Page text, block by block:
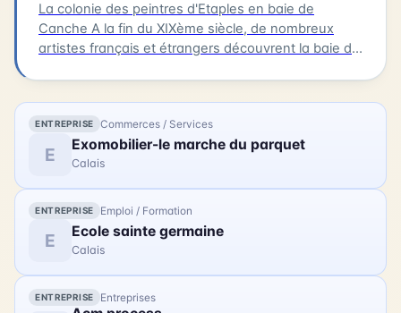
La colonie des peintres d'Etaples en baie de
Canche A la fin du XIXème siècle, de nombreux
artistes français et étrangers découvrent la baie de
à la création. À Camiers et Trépied, ils s'inspirent
des paysages. Au Touquet, ils profitent d'un cadre
balnéaire. L'exposition « La colonie des peintres
d'Etaples en baie de Canche » présente, en plein air
sur les trois communes, des reproductions de leurs
œuvres, inspirées par la vie locale et les paysages
de la baie. Cette exposition se tiendra le
01/08/2026. Nous vous invitons à découvrir les
Canche il y a plus d'un siècle.
ENTREPRISE Commerces / Services
E Exomobilier-le marche du parquet
Calais
ENTREPRISE Emploi / Formation
E Ecole sainte germaine
Calais
ENTREPRISE Entreprises